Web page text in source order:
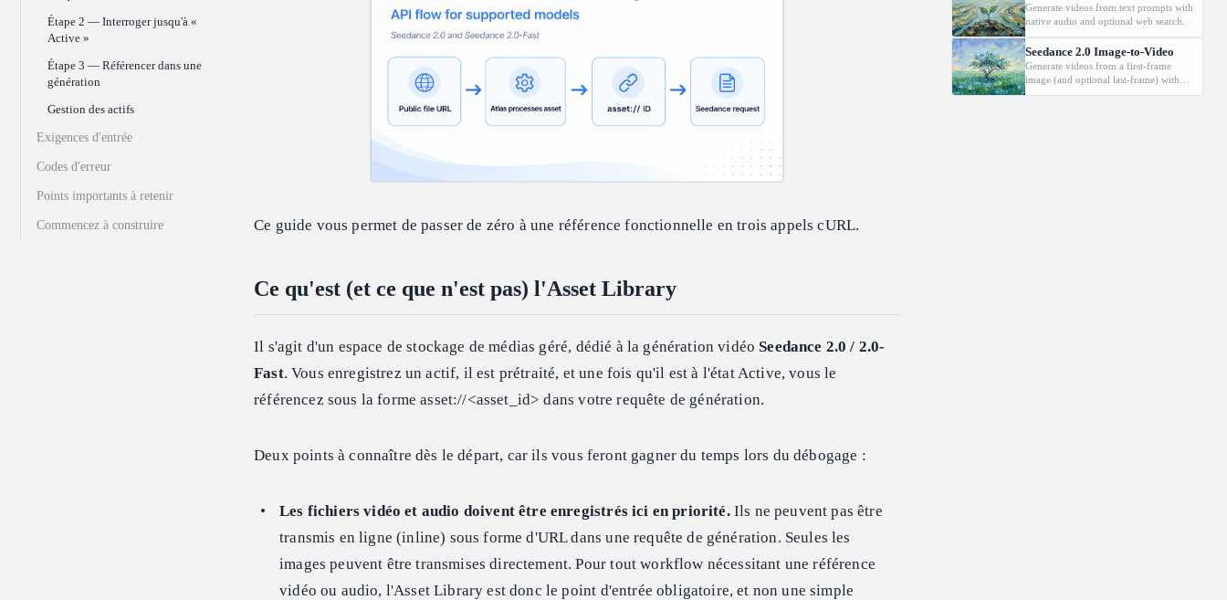
Étape 2 — Interroger jusqu'à «
Active »
Étape 3 — Référencer dans une
génération
Gestion des actifs
Exigences d'entrée
Codes d'erreur
Points importants à retenir
Commencez à construire Ce guide vous permet de passer de zéro à une référence fonctionnelle en trois appels cURL.
Ce qu'est (et ce que n'est pas) l'Asset Library
Il s'agit d'un espace de stockage de médias géré, dédié à la génération vidéo Seedance 2.0 / 2.0-
Fast. Vous enregistrez un actif, il est prétraité, et une fois qu'il est à l'état Active, vous le
référencez sous la forme asset://<asset_id> dans votre requête de génération.
Deux points à connaître dès le départ, car ils vous feront gagner du temps lors du débogage :
Les fichiers vidéo et audio doivent être enregistrés ici en priorité.Ils ne peuvent pas être
transmis en ligne (inline) sous forme d'URL dans une requête de génération. Seules les
images peuvent être transmises directement. Pour tout workflow nécessitant une référence
vidéo ou audio, l'Asset Library est donc le point d'entrée obligatoire, et non une simple
Generate videos from text prompts with
native audio and optional web search.
Seedance 2.0 Image-to-Video
Generate videos from a first-frame
image (and optional last-frame) with
native audio.